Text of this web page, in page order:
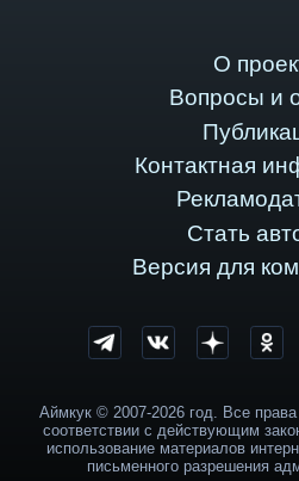
О
Вопросы и
Контактная
Стать
Версия для
Аймкук © 2007-2026 год. Все
соответствии с действующим
использование материалов
письменного разрешения